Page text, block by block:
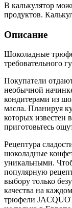
В калькулятор
продуктов.
Описание
Шоколадные
требовательного
Покупатели
необычной
кондитерами из
масла. Планируя
которых известен
приготовьтесь
Рецептура
шоколадные
уникальными.
популярную
выбору только
качества на
трюфели